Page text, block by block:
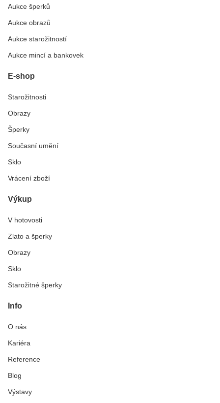
Aukce šperků
Aukce obrazů
Aukce starožitností
Aukce mincí a bankovek
E-shop
Starožitnosti
Obrazy
Šperky
Současní umění
Sklo
Vrácení zboží
Výkup
V hotovosti
Zlato a šperky
Obrazy
Sklo
Starožitné šperky
Info
O nás
Kariéra
Reference
Blog
Výstavy